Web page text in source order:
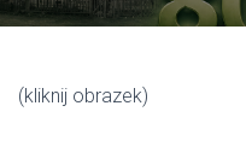
(kliknij obrazek)